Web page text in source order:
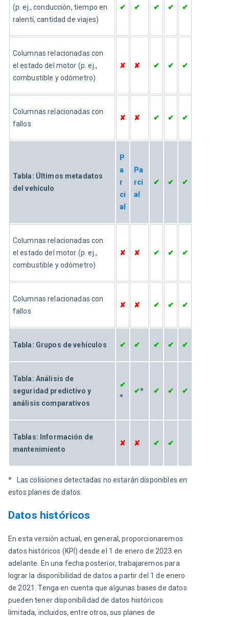
(p. ej., conducción, tiempo en
ralentí, cantidad de viajes)
✔ ✔ ✔ ✔ ✔
Columnas relacionadas con
el estado del motor (p. ej.,
combustible y odómetro)
✘ ✘ ✔ ✔ ✔
Columnas relacionadas con
fallos
✘ ✘ ✔ ✔ ✔
Tabla: Últimos metadatos
del vehículo
P
a
r
ci
al
Pa
rci
al
✔ ✔ ✔
Columnas relacionadas con
el estado del motor (p. ej.,
combustible y odómetro)
✘ ✘ ✔ ✔ ✔
Columnas relacionadas con
fallos
✘ ✘ ✔ ✔ ✔
Tabla: Grupos de vehículos ✔ ✔ ✔ ✔ ✔
Tabla: Análisis de
seguridad predictivo y
análisis comparativos
✔
*
✔* ✔ ✔ ✔
Tablas: Información de
mantenimiento
✘ ✘ ✔ ✔
*   Las colisiones detectadas no estarán disponibles en
estos planes de datos.
Datos históricos
En esta versión actual, en general, proporcionaremos
datos históricos (KPI) desde el 1 de enero de 2023 en
adelante. En una fecha posterior, trabajaremos para
lograr la disponibilidad de datos a partir del 1 de enero
de 2021. Tenga en cuenta que algunas bases de datos
pueden tener disponibilidad de datos históricos
limitada, incluidos, entre otros, sus planes de